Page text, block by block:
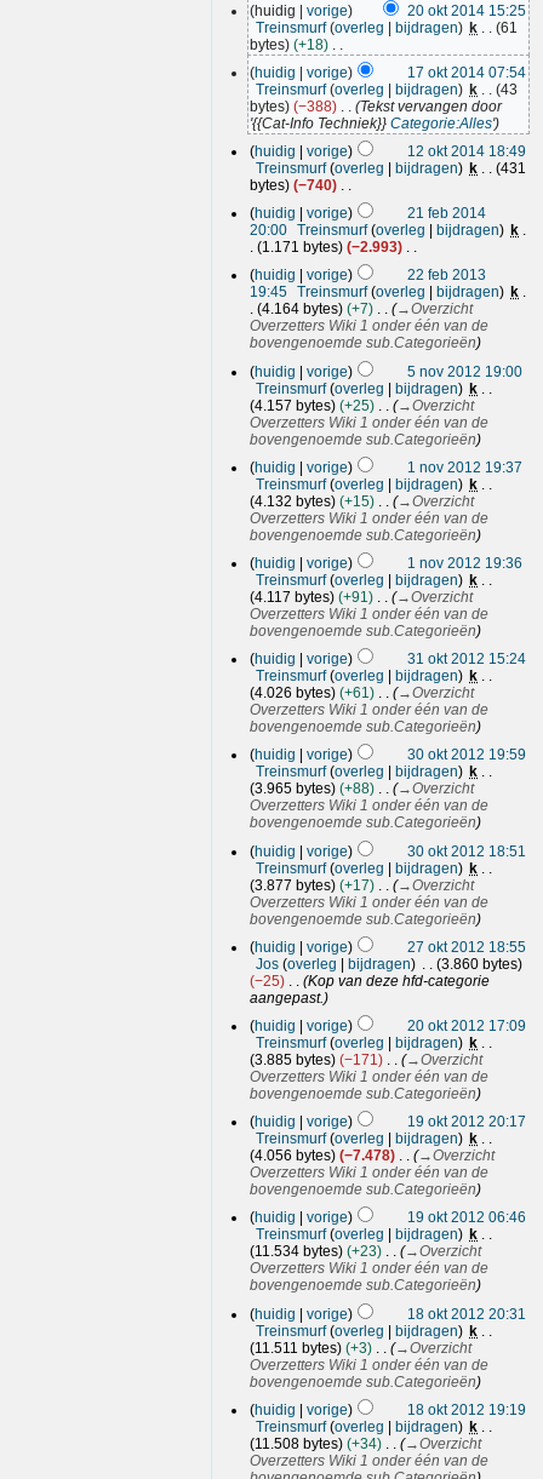
4
huidig vorige
20 okt 2014 15:25
Treinsmurf overleg bijdragen k
61
bytes
+18
G
e
n
b
e
w
e
r
k
i
n
s
s
a
m
e
n
v
a
t
t
i
n
g
2
4
huidig vorige
17 okt 2014 07:54
Treinsmurf overleg bijdragen k
43
bytes
−388
Tekst vervangen door
'{{Cat-Info Techniek}}Categorie:Alles'
1
huidig vorige
12 okt 2014 18:49
Treinsmurf overleg bijdragen k
431
bytes
−740
e
e
n
b
e
w
e
r
i
n
g
s
s
m
n
v
a
t
t
i
n
g
b
huidig vorige
21 feb 2014
20:00 Treinsmurf overleg bijdragen
k
1.171 bytes
−2.993
e
e
n
b
e
w
e
r
k
i
n
g
s
s
a
m
n
a
t
t
i
n
g
huidig vorige
22 feb 2013
19:45 Treinsmurf overleg bijdragen
k
4.164 bytes
+7 →Overzicht
Overzetters Wiki 1 onder één van de
bovengenoemde sub.Categorieën
huidig vorige
5 nov 2012 19:00
Treinsmurf overleg bijdragen
k
4.157 bytes
+25 →Overzicht
Overzetters Wiki 1 onder één van de
bovengenoemde sub.Categorieën
huidig vorige
1 nov 2012 19:37
Treinsmurf overleg bijdragen
k
4.132 bytes
+15 →Overzicht
Overzetters Wiki 1 onder één van de
bovengenoemde sub.Categorieën
huidig
vorige
1 nov 2012 19:36
Treinsmurf overleg bijdragen
k
4.117 bytes
+91 →Overzicht
Overzetters Wiki 1 onder één van de
bovengenoemde sub.Categorieën
huidig vorige
31 okt 2012 15:24
Treinsmurf overleg bijdragen
k
4.026 bytes
+61 →Overzicht
Overzetters Wiki 1 onder één van de
bovengenoemde sub.Categorieën
huidig vorige
30 okt 2012 19:59
Treinsmurf overleg bijdragen
k
3.965 bytes
+88 →Overzicht
Overzetters Wiki 1 onder één van de
bovengenoemde sub.Categorieën
huidig
vorige
30 okt 2012 18:51
Treinsmurf overleg bijdragen
k
3.877 bytes
+17 →Overzicht
Overzetters Wiki 1 onder één van de
bovengenoemde sub.Categorieën
2
huidig vorige
27 okt 2012 18:55
Jos overleg bijdragen
3.860 bytes
−25
Kop van deze hfd-categorie
aangepast.
huidig vorige
20 okt 2012 17:09
Treinsmurf overleg bijdragen
k
3.885 bytes
−171 →Overzicht
Overzetters Wiki 1 onder één van de
bovengenoemde sub.Categorieën
huidig vorige
19 okt 2012 20:17
Treinsmurf overleg bijdragen
k
4.056 bytes
−7.478 →Overzicht
Overzetters Wiki 1 onder één van de
bovengenoemde sub.Categorieën
huidig
vorige
19 okt 2012 06:46
Treinsmurf overleg bijdragen
k
11.534 bytes
+23 →Overzicht
Overzetters Wiki 1 onder één van de
bovengenoemde sub.Categorieën
8
huidig vorige
18 okt 2012 20:31
Treinsmurf overleg bijdragen
k
11.511 bytes
+3 →Overzicht
Overzetters Wiki 1 onder één van de
bovengenoemde sub.Categorieën
huidig
vorige
18 okt 2012 19:19
Treinsmurf overleg bijdragen
k
11.508 bytes
+34 →Overzicht
Overzetters Wiki 1 onder één van de